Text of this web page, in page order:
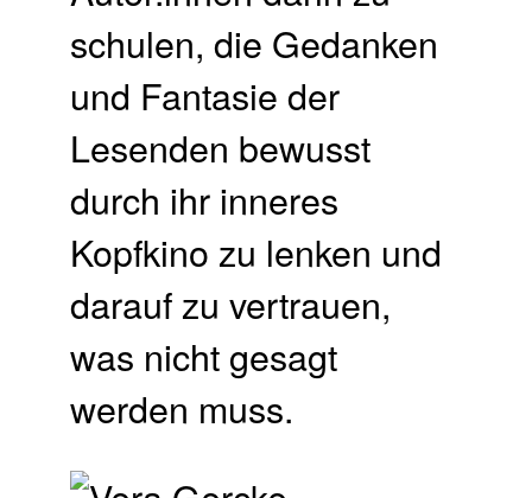
schulen, die Gedanken
und Fantasie der
Lesenden bewusst
durch ihr inneres
Kopfkino zu lenken und
darauf zu vertrauen,
was nicht gesagt
werden muss.